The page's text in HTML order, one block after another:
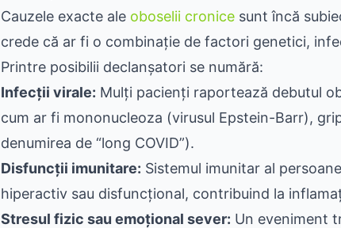
Cauzele exacte ale oboselii cronice sunt încă
crede că ar fi o combinație de factori genetici,
Printre posibilii declanșatori se numără:
Infecții virale: Mulți pacienți raportează debutul
cum ar fi mononucleoza (virusul Epstein-Barr),
denumirea de “long COVID”).
Disfuncții imunitare: Sistemul imunitar al
hiperactiv sau disfuncțional, contribuind la
Stresul fizic sau emoțional sever: Un eveniment